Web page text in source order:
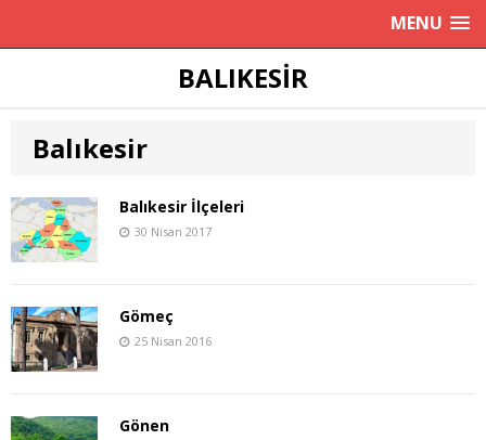
MENU
BALIKESIR
Balıkesir
Balıkesir İlçeleri
30 Nisan 2017
Gömeç
25 Nisan 2016
Gönen